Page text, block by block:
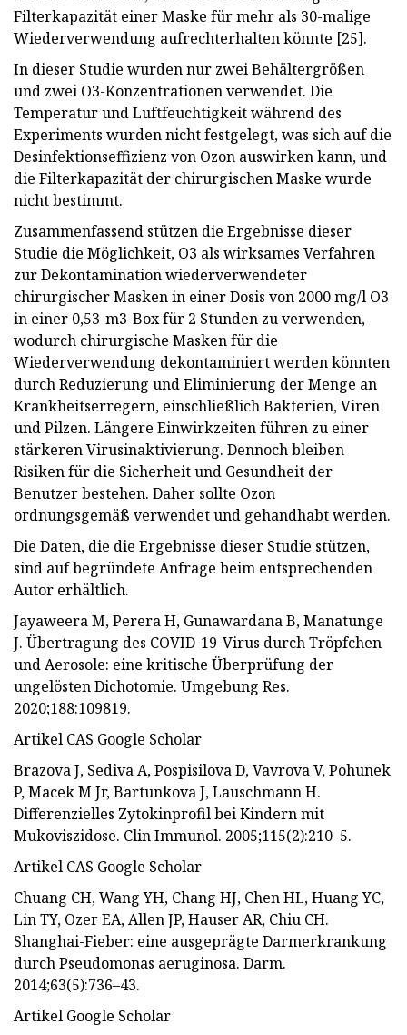
Filterkapazität einer Maske für mehr als 30-malige
Wiederverwendung aufrechterhalten könnte [25].
In dieser Studie wurden nur zwei Behältergrößen
und zwei O3-Konzentrationen verwendet. Die
Temperatur und Luftfeuchtigkeit während des
Experiments wurden nicht festgelegt, was sich auf die
Desinfektionseffizienz von Ozon auswirken kann, und
die Filterkapazität der chirurgischen Maske wurde
nicht bestimmt.
Zusammenfassend stützen die Ergebnisse dieser
Studie die Möglichkeit, O3 als wirksames Verfahren
zur Dekontamination wiederverwendeter
chirurgischer Masken in einer Dosis von 2000 mg/l O3
in einer 0,53-m3-Box für 2 Stunden zu verwenden,
wodurch chirurgische Masken für die
Wiederverwendung dekontaminiert werden könnten
durch Reduzierung und Eliminierung der Menge an
Krankheitserregern, einschließlich Bakterien, Viren
und Pilzen. Längere Einwirkzeiten führen zu einer
stärkeren Virusinaktivierung. Dennoch bleiben
Risiken für die Sicherheit und Gesundheit der
Benutzer bestehen. Daher sollte Ozon
ordnungsgemäß verwendet und gehandhabt werden.
Die Daten, die die Ergebnisse dieser Studie stützen,
sind auf begründete Anfrage beim entsprechenden
Autor erhältlich.
Jayaweera M, Perera H, Gunawardana B, Manatunge
J. Übertragung des COVID-19-Virus durch Tröpfchen
und Aerosole: eine kritische Überprüfung der
ungelösten Dichotomie. Umgebung Res.
2020;188:109819.
Artikel CAS Google Scholar
Brazova J, Sediva A, Pospisilova D, Vavrova V, Pohunek
P, Macek M Jr, Bartunkova J, Lauschmann H.
Differenzielles Zytokinprofil bei Kindern mit
Mukoviszidose. Clin Immunol. 2005;115(2):210–5.
Artikel CAS Google Scholar
Chuang CH, Wang YH, Chang HJ, Chen HL, Huang YC,
Lin TY, Ozer EA, Allen JP, Hauser AR, Chiu CH.
Shanghai-Fieber: eine ausgeprägte Darmerkrankung
durch Pseudomonas aeruginosa. Darm.
2014;63(5):736–43.
Artikel Google Scholar